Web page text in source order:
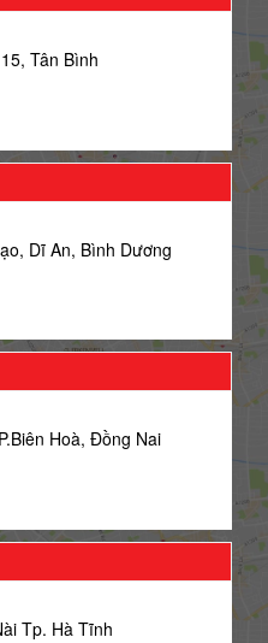
Tân Bình
Dĩ An, Bình Dương
Hoà, Đồng Nai
Tp. Hà Tĩnh